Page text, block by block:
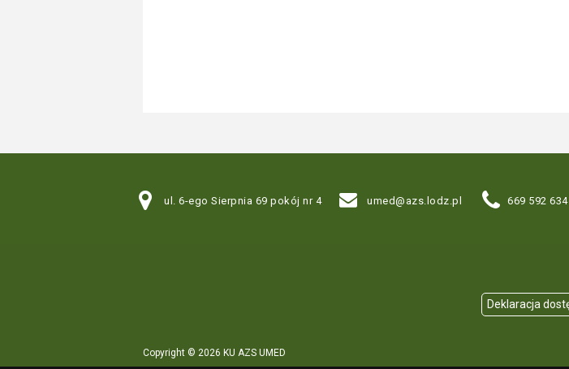
ul. 6-ego Sierpnia 69 pokój nr 4 umed@azs.lodz.pl 669 592 634
Copyright © 2026 KU AZS UMED